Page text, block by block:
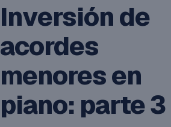
Inversión de
acordes
menores en
piano: parte 3